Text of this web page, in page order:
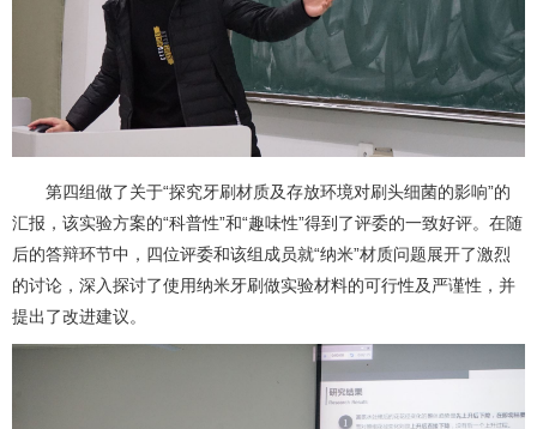
第四组做了关于“探究牙刷材质及存放环境对刷头细菌的影响”的
汇报，该实验方案的“科普性”和“趣味性”得到了评委的一致好评。在随
后的答辩环节中，四位评委和该组成员就“纳米”材质问题展开了激烈
的讨论，深入探讨了使用纳米牙刷做实验材料的可行性及严谨性，并
提出了改进建议。